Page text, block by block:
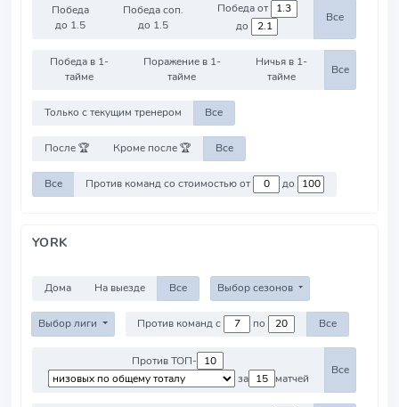
Победа
до 1.5
Победа соп.
до 1.5
Победа от
до
Все
Победа в 1-
тайме
Поражение в 1-
тайме
Ничья в 1-
тайме
Все
Только с текущим тренером Все
После 🏆 Кроме после 🏆 Все
Все Против команд со стоимостью от до
YORK
Дома На выезде Все Выбор сезонов
Выбор лиги Против команд с по Все
Против ТОП-
за
матчей
Все